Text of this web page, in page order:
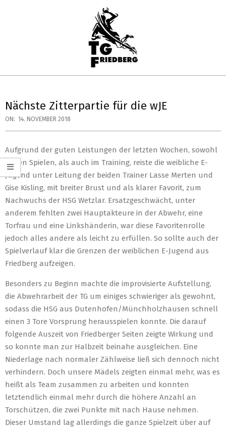
TG
HANDBALL
Menu
Nächste Zitterpartie für die wJE
ON: 14. NOVEMBER 2018
Aufgrund der guten Leistungen der letzten Wochen, sowohl
in den Spielen, als auch im Training, reiste die weibliche E-
Jugend unter Leitung der beiden Trainer Lasse Merten und
Gise Kisling, mit breiter Brust und als klarer Favorit, zum
Nachwuchs der HSG Wetzlar. Ersatzgeschwächt, unter
anderem fehlten zwei Hauptakteure in der Abwehr, eine
Torfrau und eine Linkshänderin, war diese Favoritenrolle
jedoch alles andere als leicht zu erfüllen. So sollte auch der
Spielverlauf klar die Grenzen der weiblichen E-Jugend aus
Friedberg aufzeigen.
Besonders zu Beginn machte die improvisierte Aufstellung,
die Abwehrarbeit der TG um einiges schwieriger als gewohnt,
sodass die HSG aus Dutenhofen/Münchholzhausen schnell
einen 3 Tore Vorsprung herausspielen konnte. Die darauf
folgende Auszeit von Friedberger Seiten zeigte Wirkung und
so konnte man zur Halbzeit beinahe ausgleichen. Eine
Niederlage nach normaler Zählweise ließ sich dennoch nicht
verhindern. Doch unsere Mädels zeigten einmal mehr, was es
heißt als Team zusammen zu arbeiten und konnten
letztendlich einmal mehr durch die höhere Anzahl an
Torschützen, die zwei Punkte mit nach Hause nehmen.
Dieser Umstand lag allerdings die ganze Spielzeit über auf